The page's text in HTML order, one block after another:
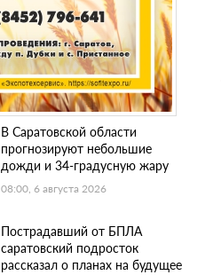
В Саратовской области
прогнозируют небольшие
дожди и 34-градусную жару
08:00, 6 августа 2026
Пострадавший от БПЛА
саратовский подросток
рассказал о планах на будущее